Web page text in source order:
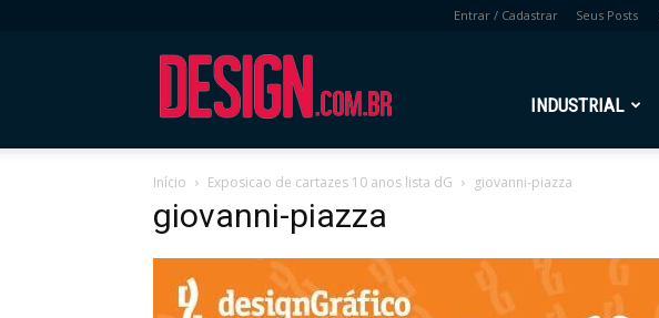
Entrar / Cadastrar Seus Posts
INDUSTRIAL
Início Exposicao de cartazes 10 anos lista dG giovanni-piazza
giovanni-piazza